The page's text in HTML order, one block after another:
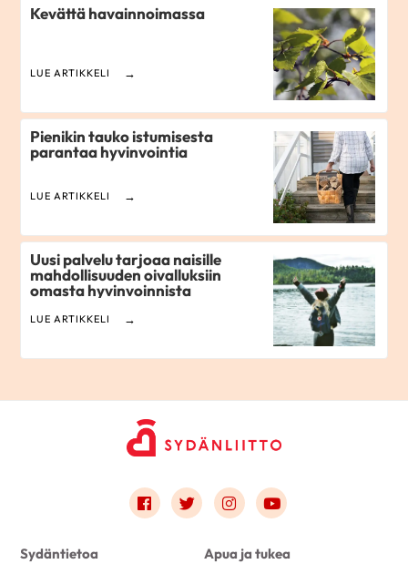
Kevättä havainnoimassa
LUE ARTIKKELI
Pienikin tauko istumisesta
parantaa hyvinvointia
LUE ARTIKKELI
Uusi palvelu tarjoaa naisille
mahdollisuuden oivalluksiin
omasta hyvinvoinnista
LUE ARTIKKELI
Link to facebook
Link to twitter
Link to instagram
Link to youtube
Sydäntietoa Apua ja tukea